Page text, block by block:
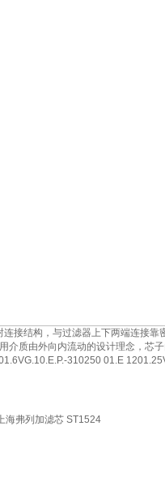
接结构，与过滤器上下两端连接靠
介质由外向内流动的设计理念，芯
310250 01.E
海弗列加滤芯 ST1524